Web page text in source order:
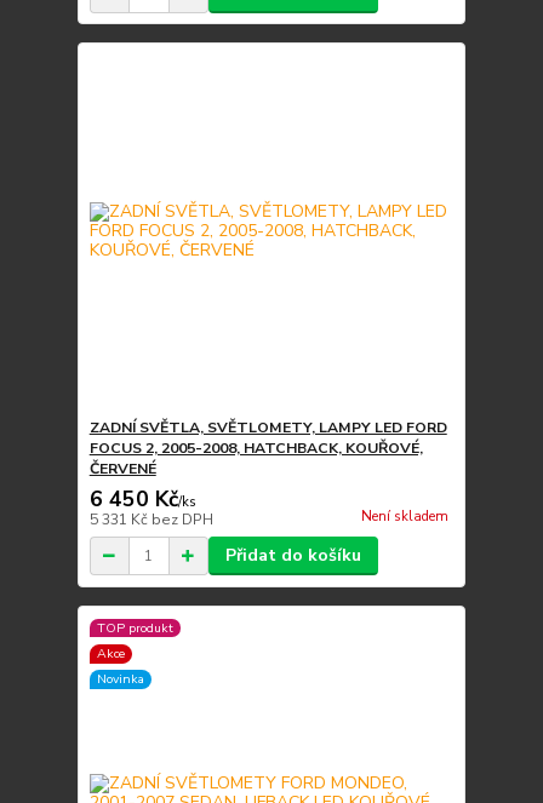
ZADNÍ SVĚTLA, SVĚTLOMETY, LAMPY LED FORD
FOCUS 2, 2005-2008, HATCHBACK, KOUŘOVÉ,
ČERVENÉ
6 450 Kč/ks
5 331 Kč bez DPH Není skladem
Přidat do košíku
TOP produkt
Akce
Novinka